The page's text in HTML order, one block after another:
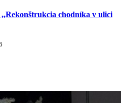
chodníka v ulici